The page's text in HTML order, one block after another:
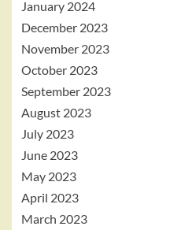
January 2024
December 2023
November 2023
October 2023
September 2023
August 2023
July 2023
June 2023
May 2023
April 2023
March 2023